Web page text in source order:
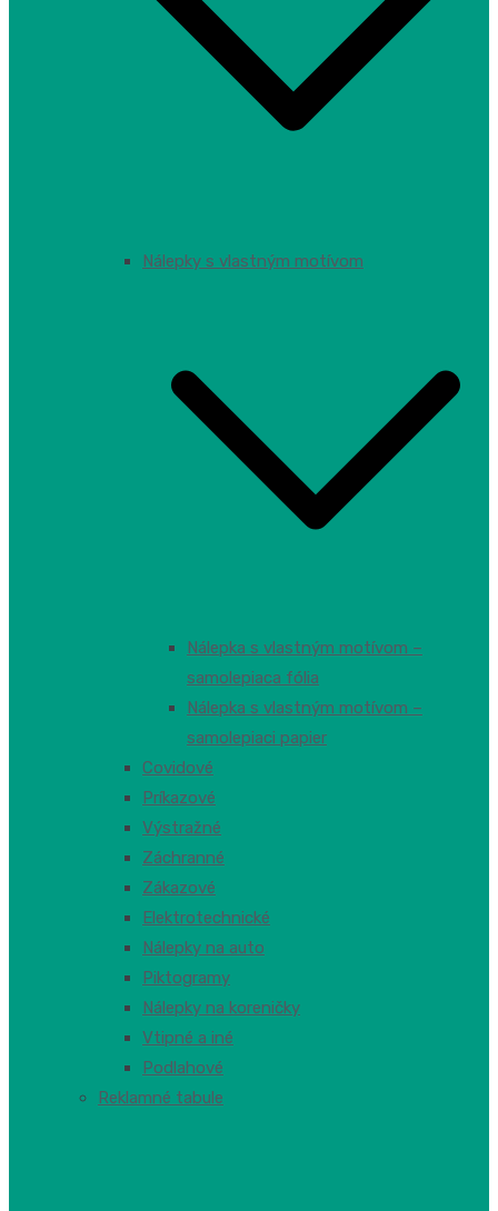
Nálepky s vlastným motívom
Nálepka s vlastným motívom –
samolepiaca fólia
Nálepka s vlastným motívom –
samolepiaci papier
Covidové
Príkazové
Výstražné
Záchranné
Zákazové
Elektrotechnické
Nálepky na auto
Piktogramy
Nálepky na koreničky
Vtipné a iné
Podlahové
Reklamné tabule